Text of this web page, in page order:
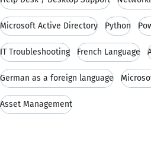
Microsoft Active Directory Python
IT Troubleshooting French Language
German as a foreign language
Asset Management